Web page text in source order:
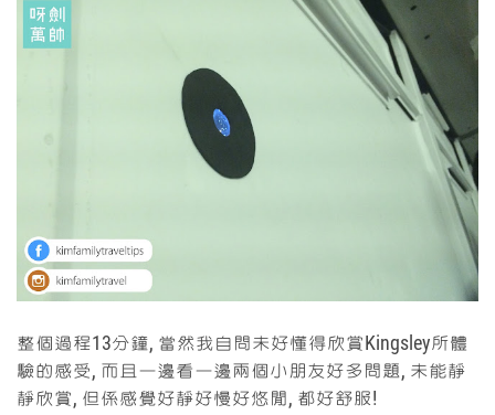
整個過程13分鐘, 當然我自問未好懂得欣賞Kingsley所體
驗的感受, 而且一邊看一邊兩個小朋友好多問題, 未能靜
靜欣賞, 但係感覺好靜好慢好悠閒, 都好舒服!